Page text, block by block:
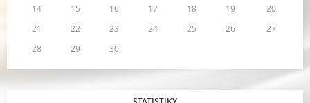
14
15 16 17 18 19
20
21
22 23 24 25 26
27
28
29 30